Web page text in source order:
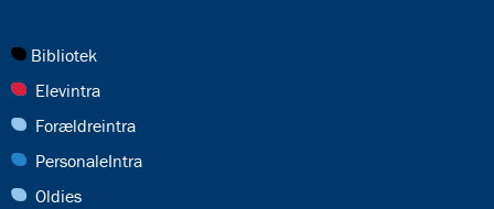
27.0:
Bibliotek
28.0:
Elevintra
29.0:
Forældreintra
30.0:
PersonaleIntra
31.0:
Oldies